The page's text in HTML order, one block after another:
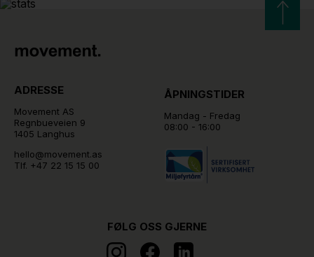
ADRESSE
Movement AS
Regnbueveien 9
1405 Langhus
hello@movement.as
Tlf. +47 22 15 15 00
ÅPNINGSTIDER
Mandag - Fredag
08:00 - 16:00
FØLG OSS GJERNE